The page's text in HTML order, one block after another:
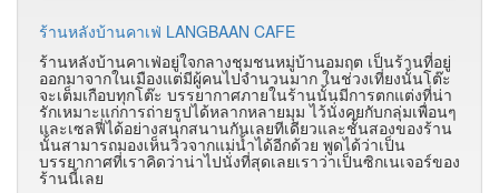
ร้านหลังบ้านคาเฟ่ LANGBAAN CAFE
ร้านหลังบ้านคาเฟ่อยู่ใจกลางชุมชนหมู่บ้านอมฤต เป็นร้านที่อยู่
ออกมาจากในเมืองแต่มีผู้คนไปจำนวนมาก ในช่วงเที่ยงนั้นโต๊ะ
จะเต็มเกือบทุกโต๊ะ บรรยากาศภายในร้านนั้นมีการตกแต่งที่น่า
รักเหมาะแก่การถ่ายรูปได้หลากหลายมุม ไว้นั่งคุยกับกลุ่มเพื่อนๆ
และเซลฟี่ได้อย่างสนุกสนานกันเลยทีเดียวและชั้นสองของร้าน
นั้นสามารถมองเห็นวิวจากแม่น้ำได้อีกด้วย พูดได้ว่าเป็น
บรรยากาศที่เราคิดว่าน่าไปนั่งที่สุดเลยเราว่าเป็นซิกเนเจอร์ของ
ร้านนี้เลย